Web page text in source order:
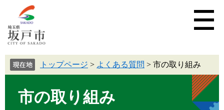
トップページ > よくある質問 > 市の取り組み
市の取り組み